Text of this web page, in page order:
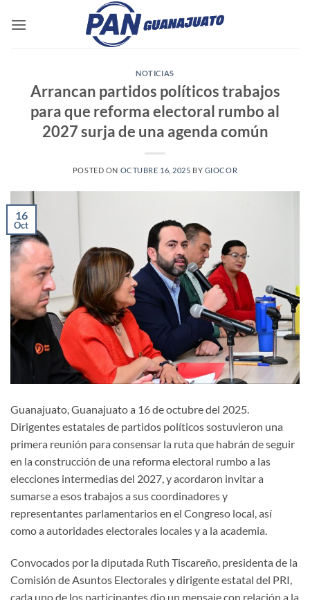
NOTICIAS
Arrancan partidos políticos trabajos
para que reforma electoral rumbo al
2027 surja de una agenda común
POSTED ON OCTUBRE 16, 2025 BY GIOCOR
16
Oct
Guanajuato, Guanajuato a 16 de octubre del 2025.
Dirigentes estatales de partidos políticos sostuvieron una
primera reunión para consensar la ruta que habrán de seguir
en la construcción de una reforma electoral rumbo a las
elecciones intermedias del 2027, y acordaron invitar a
sumarse a esos trabajos a sus coordinadores y
representantes parlamentarios en el Congreso local, así
como a autoridades electorales locales y a la academia.
Convocados por la diputada Ruth Tiscareño, presidenta de la
Comisión de Asuntos Electorales y dirigente estatal del PRI,
cada uno de los participantes dio un mensaje con relación a la